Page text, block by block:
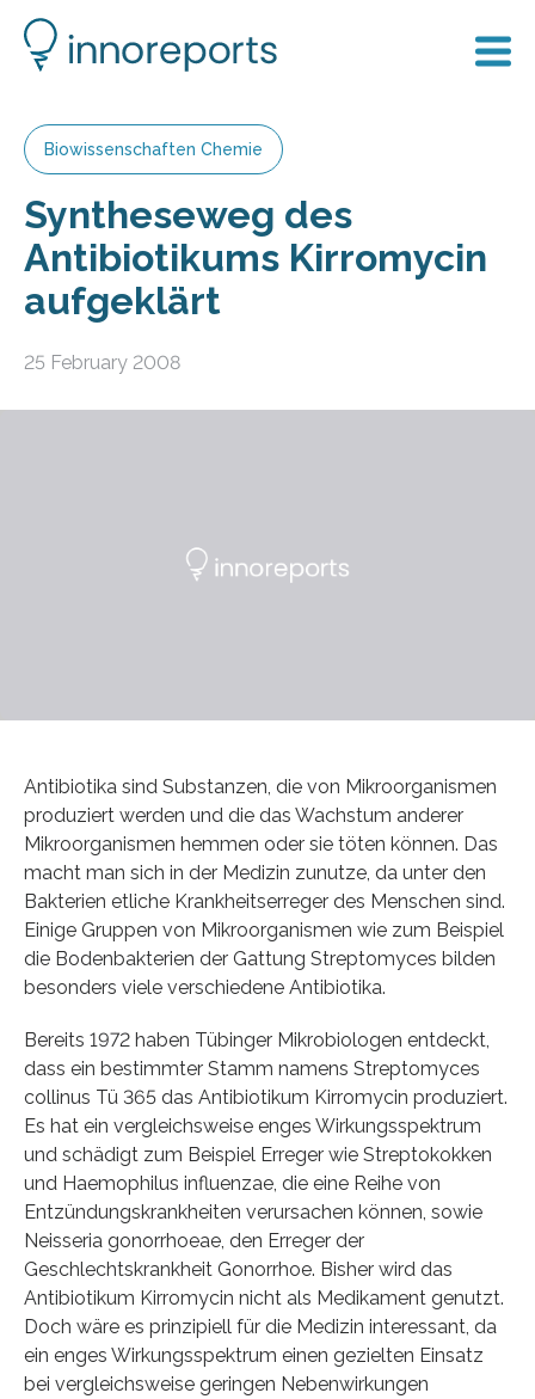
Biowissenschaften Chemie
Syntheseweg des
Antibiotikums Kirromycin
aufgeklärt
25 February 2008
Antibiotika sind Substanzen, die von Mikroorganismen
produziert werden und die das Wachstum anderer
Mikroorganismen hemmen oder sie töten können. Das
macht man sich in der Medizin zunutze, da unter den
Bakterien etliche Krankheitserreger des Menschen sind.
Einige Gruppen von Mikroorganismen wie zum Beispiel
die Bodenbakterien der Gattung Streptomyces bilden
besonders viele verschiedene Antibiotika.
Bereits 1972 haben Tübinger Mikrobiologen entdeckt,
dass ein bestimmter Stamm namens Streptomyces
collinus Tü 365 das Antibiotikum Kirromycin produziert.
Es hat ein vergleichsweise enges Wirkungsspektrum
und schädigt zum Beispiel Erreger wie Streptokokken
und Haemophilus influenzae, die eine Reihe von
Entzündungskrankheiten verursachen können, sowie
Neisseria gonorrhoeae, den Erreger der
Geschlechtskrankheit Gonorrhoe. Bisher wird das
Antibiotikum Kirromycin nicht als Medikament genutzt.
Doch wäre es prinzipiell für die Medizin interessant, da
ein enges Wirkungsspektrum einen gezielten Einsatz
bei vergleichsweise geringen Nebenwirkungen